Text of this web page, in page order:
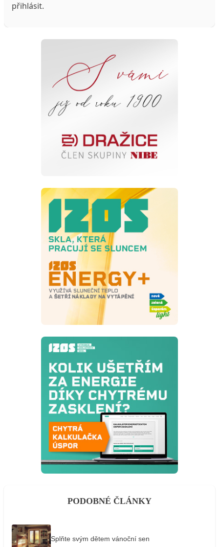
přihlásit.
PODOBNÉ ČLÁNKY
Splňte svým dětem vánoční sen